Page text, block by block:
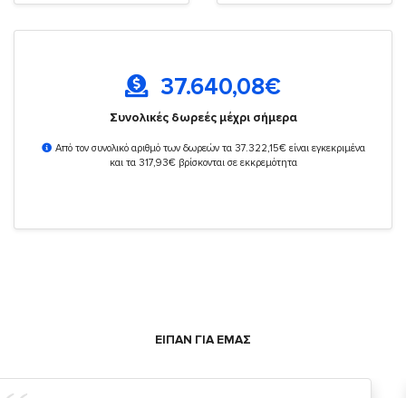
37.640,08€
Συνολικές δωρεές μέχρι σήμερα
Από τον συνολικό αριθμό των δωρεών τα 37.322,15€ είναι εγκεκριμένα
και τα 317,93€ βρίσκονται σε εκκρεμότητα
ΕΙΠΑΝ ΓΙΑ ΕΜΑΣ